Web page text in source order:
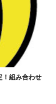
！組み合わせ